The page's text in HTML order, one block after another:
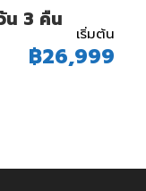
น 3 คืน
เริ่มต้น
฿26,999